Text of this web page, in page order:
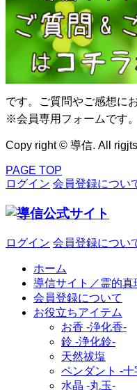
です。ご質問やご感想に
※会員専用フォームです
Copy right © 導信. All
PAGE TOP
ログイン 会員登録につい
ログイン 会員登録につい
ホーム
導信サイト／霊的真
会員登録について
お役立ちアイテム
お香 ‐浄化香‐
鈴 ‐浄化鈴‐
天然祓塩
ペンダント -十
水晶 -丸玉-